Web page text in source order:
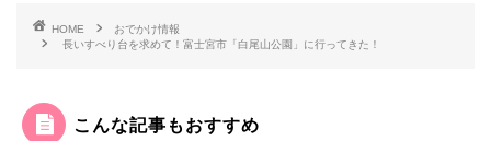
HOME
おでかけ情報
長いすべり台を求めて！富士宮市「白尾山公園」に行ってきた！
こんな記事もおすすめ